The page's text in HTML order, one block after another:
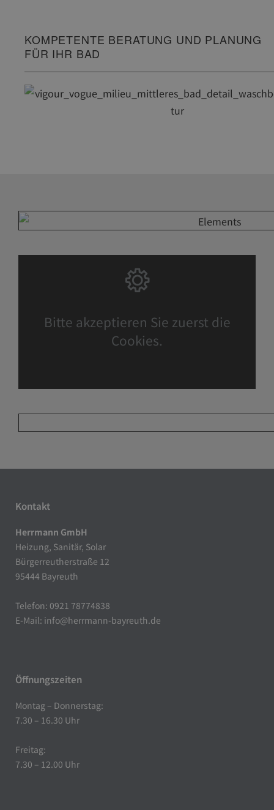
KOMPETENTE BERATUNG UND PLANUNG
FÜR IHR BAD
Bitte akzeptieren Sie zuerst die
Cookies.
Kontakt
Herrmann GmbH
Heizung, Sanitär, Solar
Bürgerreutherstraße 12
95444 Bayreuth
Telefon: 0921 78774838
E-Mail: info@herrmann-bayreuth.de
Öffnungszeiten
Montag – Donnerstag:
7.30 – 16.30 Uhr
Freitag:
7.30 – 12.00 Uhr